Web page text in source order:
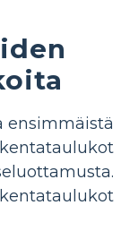
ensimmäistä